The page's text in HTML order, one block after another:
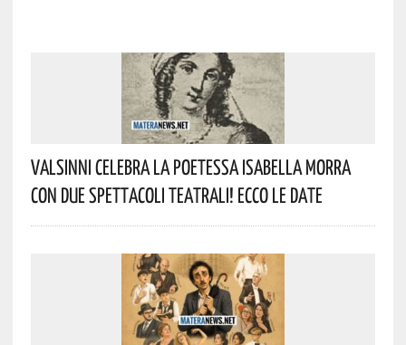
Valsinni Celebra La Poetessa Isabella Morra
Con Due Spettacoli Teatrali! Ecco Le Date